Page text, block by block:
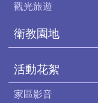
觀光旅遊
衛教園地
活動花絮
家區影音